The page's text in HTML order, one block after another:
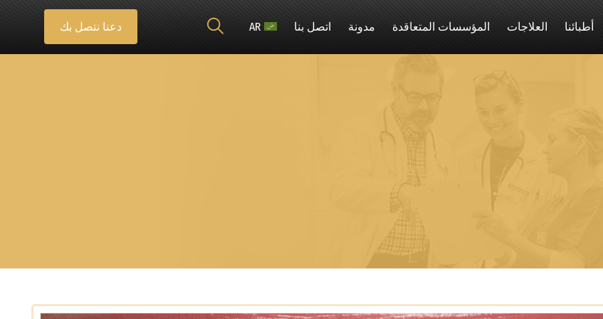
أطبائنا العلاجات المؤسسات المتعاقدة مدونة اتصل بنا AR دعنا نتصل بك